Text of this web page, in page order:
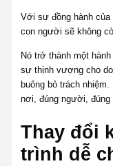
Với sự đồng hành của
con người sẽ không
Nó trở thành một
sự thịnh vượng cho
buông bỏ trách
nơi, đúng người, đúng
Thay đổi
trình dễ